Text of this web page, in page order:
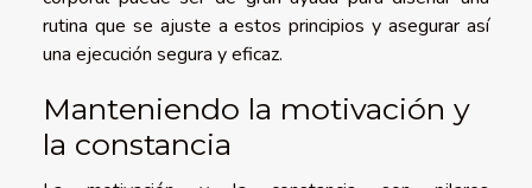
rutina que se ajuste a estos principios y asegurar así
una ejecución segura y eficaz.
Manteniendo la motivación y
la constancia